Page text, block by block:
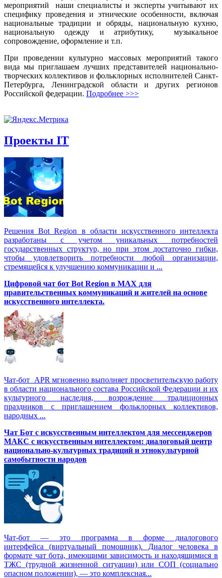
мероприятий наши специалисты и эксперты учитывают их
специфику проведения и этнические особенности, включая
национальные традиции и обряды, национальную кухню,
национальную одежду и атрибутику, музыкальное
сопровождение, оформление и т.п.
При проведении культурно массовых мероприятий такого
вида мы приглашаем лучших представителей национально-
творческих коллективов и фольклорных исполнителей Санкт-
Петербурга, Ленинградской области и других регионов
Российской федерации. Подробнее >>>
Проекты IT
Решения Вot Region в области искусственного интеллекта
разработаны с учетом уникальных потребностей
государственных структур, но при этом достаточно гибки,
чтобы удовлетворить потребности любой организации,
стремящейся к улучшению коммуникации и ...
Цифровой чат бот Вot Region в MAX для
правительственных коммуникаций и жителей на основе
искусственного интеллекта.
Чат-бот APR мгновенно выполняет просветительскую работу
в области национального состава Российской Федерации и их
культурного наследия, возрождение традиционных
праздников с приглашением фольклорных коллективов,
народных ...
Чат Бот с искусственным интеллектом для мессенджеров
МАКС с искусственным интеллектом: диалоговый центр
национально-культурных традиций и этнокультурной
самобытности народов
Чат-бот — это программа в форме диалогового
интерфейса (виртуальный помощник). Диалог человека в
формате чат бота, имеющими зависимость и находящимися в
ТЖС (трудной жизненной ситуации) или СОП (социально
опасном положении), — это комплексная...